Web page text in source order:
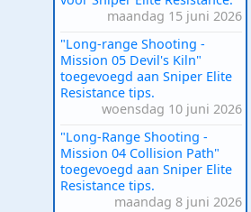
maandag 15 juni 2026
"Long-range Shooting -
Mission 05 Devil's Kiln"
toegevoegd aan Sniper Elite
Resistance tips.
woensdag 10 juni 2026
"Long-Range Shooting -
Mission 04 Collision Path"
toegevoegd aan Sniper Elite
Resistance tips.
maandag 8 juni 2026